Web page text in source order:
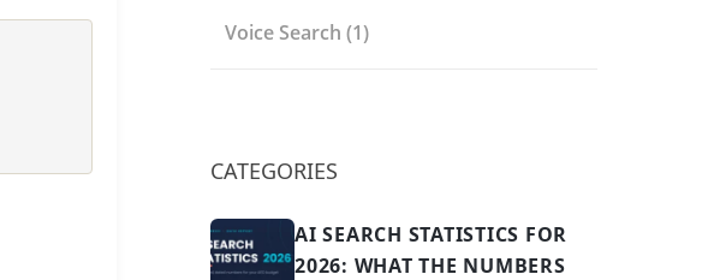
Voice Search (1)
CATEGORIES
AI SEARCH STATISTICS FOR
2026: WHAT THE NUMBERS